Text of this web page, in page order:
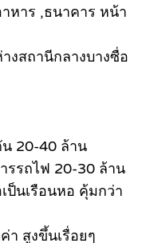
าหาร ,ธนาคาร หน้า
งสถานีกลางบางซื่อ
น 20-40 ล้าน
รรถไฟ 20-30 ล้าน
ป็นเรือนหอ คุ้มกว่า
า สูงขึ้นเรื่อยๆ